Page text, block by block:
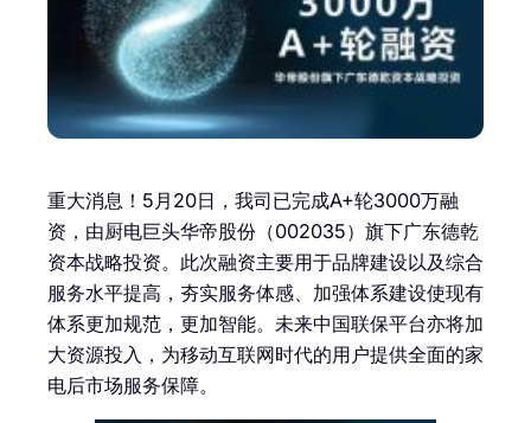
重大消息！5月20日，我司已完成A+轮3000万融
资，由厨电巨头华帝股份（002035）旗下广东德乾
资本战略投资。此次融资主要用于品牌建设以及综合
服务水平提高，夯实服务体感、加强体系建设使现有
体系更加规范，更加智能。未来中国联保平台亦将加
大资源投入，为移动互联网时代的用户提供全面的家
电后市场服务保障。